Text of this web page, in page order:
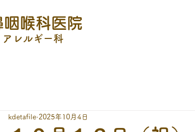
喉科医院
レルギー科
kdetafile 2025年10月4日